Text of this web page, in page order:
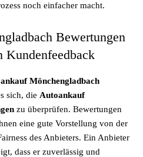
noch einfacher macht.
Bewertungen
Kundenfeedback
Mönchengladbach
sich, die Autoankauf
zu überprüfen. Bewertungen
eine gute Vorstellung von der
des Anbieters. Ein Anbieter
dass er zuverlässig und